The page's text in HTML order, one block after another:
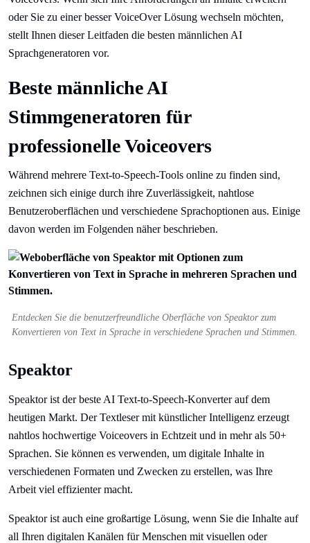
oder Sie zu einer besser VoiceOver Lösung wechseln möchten,
stellt Ihnen dieser Leitfaden die besten männlichen AI
Sprachgeneratoren vor.
Beste männliche AI
Stimmgeneratoren für
professionelle Voiceovers
Während mehrere Text-to-Speech-Tools online zu finden sind,
zeichnen sich einige durch ihre Zuverlässigkeit, nahtlose
Benutzeroberflächen und verschiedene Sprachoptionen aus. Einige
davon werden im Folgenden näher beschrieben.
Entdecken Sie die benutzerfreundliche Oberfläche von Speaktor zum
Konvertieren von Text in Sprache in verschiedene Sprachen und Stimmen.
Speaktor
Speaktor ist der beste AI Text-to-Speech-Konverter auf dem
heutigen Markt. Der Textleser mit künstlicher Intelligenz erzeugt
nahtlos hochwertige Voiceovers in Echtzeit und in mehr als 50+
Sprachen. Sie können es verwenden, um digitale Inhalte in
verschiedenen Formaten und Zwecken zu erstellen, was Ihre
Arbeit viel effizienter macht.
Speaktor ist auch eine großartige Lösung, wenn Sie die Inhalte auf
all Ihren digitalen Kanälen für Menschen mit visuellen oder